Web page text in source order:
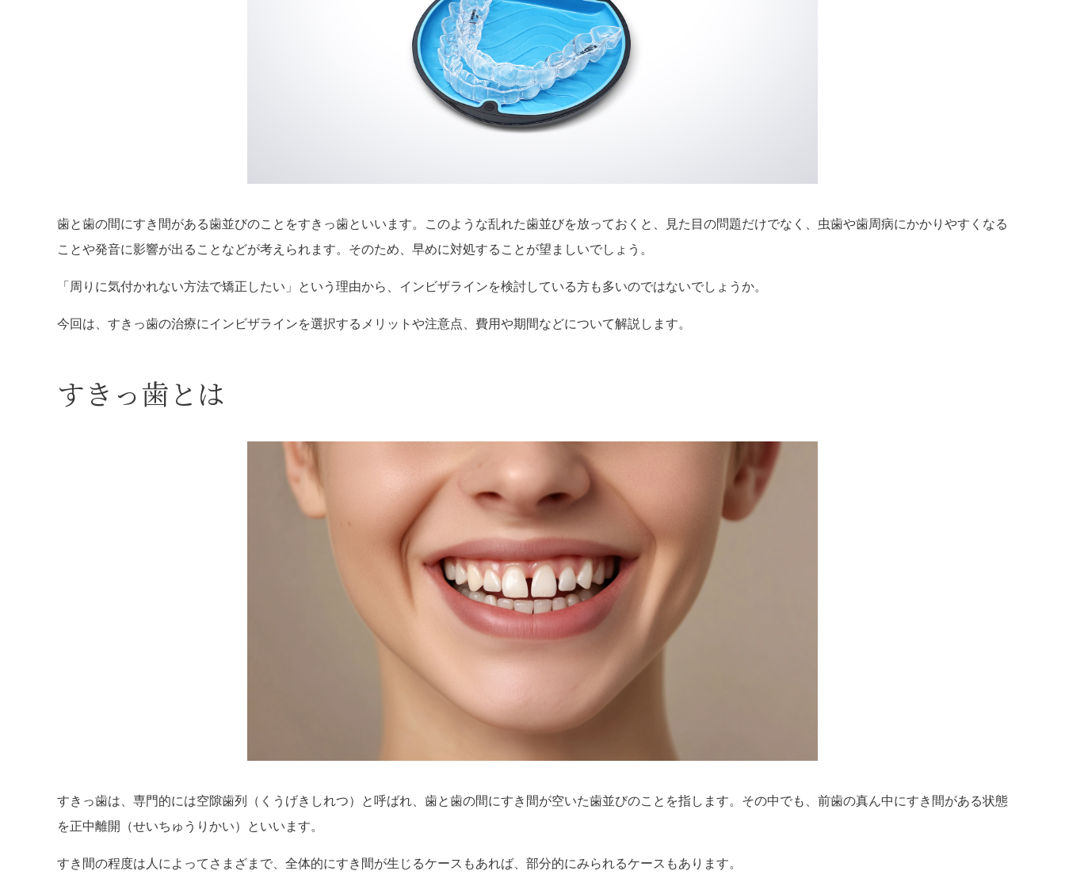
歯と歯の間にすき間がある歯並びのことをすきっ歯といいます。このような乱れた歯並びを放っておくと、見た目の問題だけでなく、虫歯や歯周病にかかりやすくなる
ことや発音に影響が出ることなどが考えられます。そのため、早めに対処することが望ましいでしょう。
「周りに気付かれない方法で矯正したい」という理由から、インビザラインを検討している方も多いのではないでしょうか。
今回は、すきっ歯の治療にインビザラインを選択するメリットや注意点、費用や期間などについて解説します。
すきっ歯とは
すきっ歯は、専門的には空隙歯列（くうげきしれつ）と呼ばれ、歯と歯の間にすき間が空いた歯並びのことを指します。その中でも、前歯の真ん中にすき間がある状態
を正中離開（せいちゅうりかい）といいます。
すき間の程度は人によってさまざまで、全体的にすき間が生じるケースもあれば、部分的にみられるケースもあります。